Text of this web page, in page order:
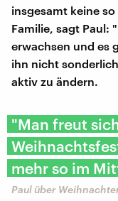
insgesamt keine
Familie, sagt Paul:
erwachsen und es
ihn nicht
aktiv zu ändern.
"Man freut
mehr so im
Paul über